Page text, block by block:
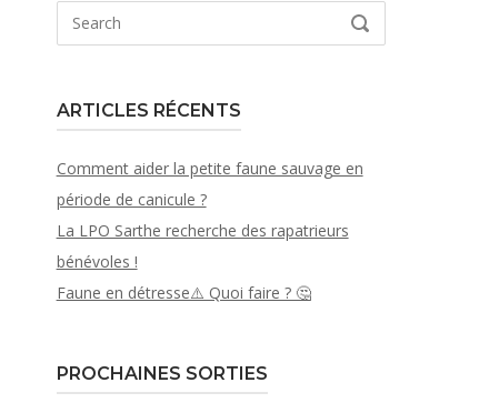
SEARCH
ARTICLES RÉCENTS
Comment aider la petite faune sauvage en
période de canicule ?
La LPO Sarthe recherche des rapatrieurs
bénévoles !
Faune en détresse⚠️ Quoi faire ? 🤔
PROCHAINES SORTIES